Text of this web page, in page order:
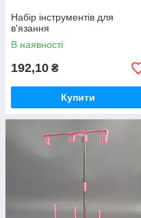
Набір інструментів для
в'язання
В наявності
192,10 ₴
Купити